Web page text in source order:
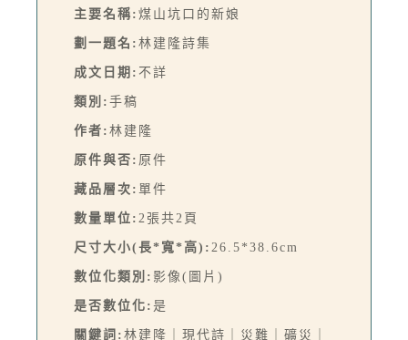
主要名稱: 煤山坑口的新娘
劃一題名: 林建隆詩集
成文日期: 不詳
類別: 手稿
作者: 林建隆
原件與否: 原件
藏品層次: 單件
數量單位: 2張共2頁
尺寸大小(長*寬*高): 26.5*38.6cm
數位化類別: 影像(圖片)
是否數位化: 是
關鍵詞: 林建隆｜現代詩｜災難｜礦災｜